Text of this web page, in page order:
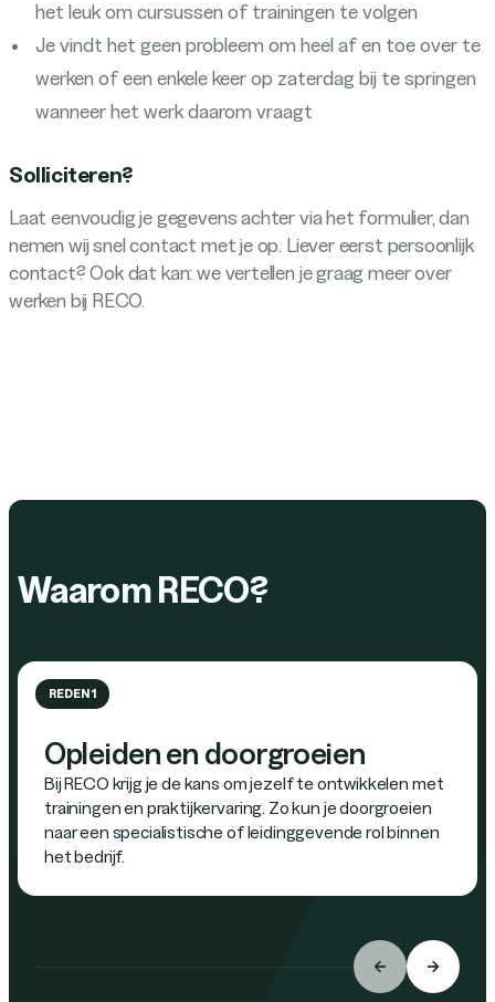
het leuk om cursussen of trainingen te volgen
Je vindt het geen probleem om heel af en toe over te
werken of een enkele keer op zaterdag bij te springen
wanneer het werk daarom vraagt
Solliciteren?
Laat eenvoudig je gegevens achter via het formulier, dan
nemen wij snel contact met je op. Liever eerst persoonlijk
contact? Ook dat kan: we vertellen je graag meer over
werken bij RECO.
Waarom RECO?
REDEN 1
Opleiden en doorgroeien
Bij RECO krijg je de kans om jezelf te ontwikkelen met
trainingen en praktijkervaring. Zo kun je doorgroeien
naar een specialistische of leidinggevende rol binnen
het bedrijf.